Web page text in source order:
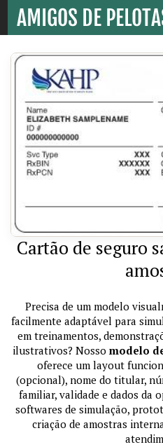
Cartão de seguro
Precisa de um modelo
facilmente adaptável para
em treinamentos,
ilustrativos? Nosso modelo
oferece um layout
(opcional), nome do titular,
familiar, validade e dados da
softwares de simulação,
criação de amostras